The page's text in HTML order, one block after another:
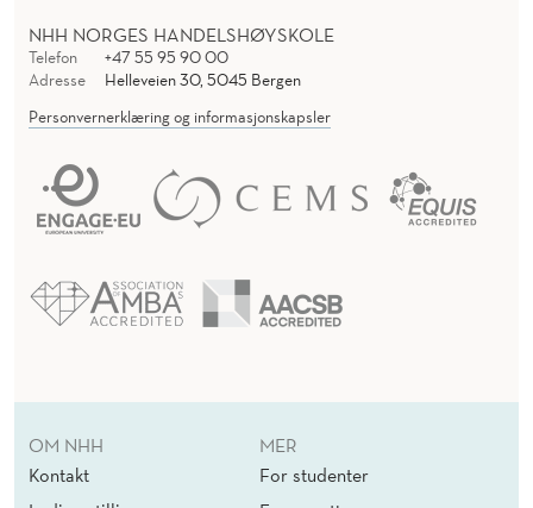
NHH NORGES HANDELSHØYSKOLE
Telefon
+47 55 95 90 00
Adresse
Helleveien 30, 5045 Bergen
Personvernerklæring og informasjonskapsler
OM NHH
Kontakt
MER
For studenter